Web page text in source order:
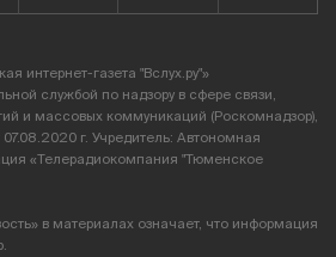
интернет-газета "Вслух.ру"»
службой по надзору в сфере связи,
и массовых коммуникаций (Роскомнадзор),
г. Учредитель: Автономная
«Телерадиокомпания "Тюменское
в материалах означает, что информация